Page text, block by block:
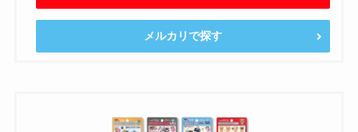
メルカリで探す